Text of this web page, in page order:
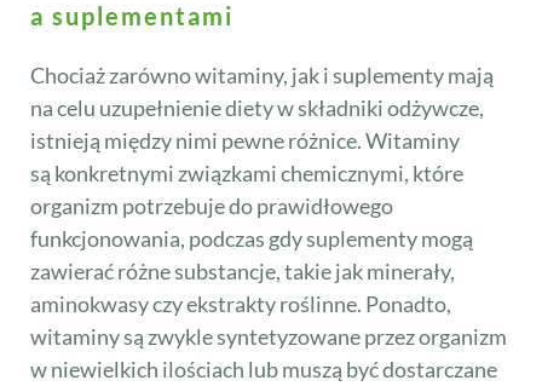
a suplementami
Chociaż zarówno witaminy, jak i suplementy mają
na celu uzupełnienie diety w składniki odżywcze,
istnieją między nimi pewne różnice. Witaminy
są konkretnymi związkami chemicznymi, które
organizm potrzebuje do prawidłowego
funkcjonowania, podczas gdy suplementy mogą
zawierać różne substancje, takie jak minerały,
aminokwasy czy ekstrakty roślinne. Ponadto,
witaminy są zwykle syntetyzowane przez organizm
w niewielkich ilościach lub muszą być dostarczane